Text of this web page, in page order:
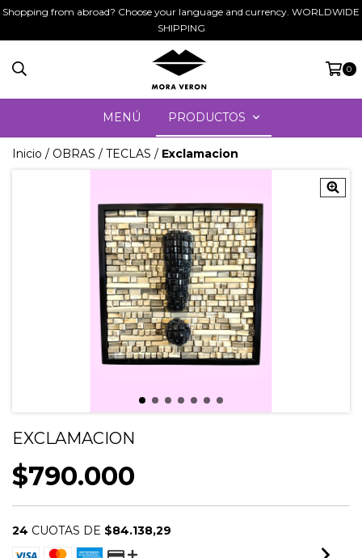
Shopping from abroad? Choose your language and currency. WORLDWIDE
SHIPPING
0
MENÚ PRODUCTOS
Inicio / OBRAS / TECLAS / Exclamacion
EXCLAMACION
$790.000
24 CUOTAS DE $84.138,29